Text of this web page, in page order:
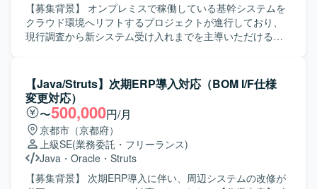
【募集背景】 オンプレミスで稼働している基幹システムを
クラウド環境へリフトするプロジェクトが進行しており、
現行調査から新システム受け入れまでを主導いただけるエ
を通じて要件や仕様を整理していただきます。クラウド向
けに刷新された新システムについて、オフショア先からの
ソースコード受け入れを行い、レビューおよび修正対応を
アジャイル開発の進め方に沿って実施していただきます。
また、関連ドキュメントの作成や更新も対応いただきま
す。 【求める人物像】 顧客とのコミュニケーションを通じ
て課題を整理し、自律的にタスクを推進できる方を求めて
おります。既存資産を理解しながら、新しいクラウド環境
【Java/Struts】次期ERP導入対応（BOM I/F仕様
変更対応）
〜500,000円/月
京都市（京都府）
上級SE(業務委託・フリーランス)
Java ・ Oracle ・ Struts
【募集背景】 次期ERP導入に伴い、周辺システムの改修が